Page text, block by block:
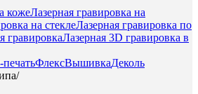
кожеЛазерная гравировка на
на стеклеЛазерная гравировка по
гравировкаЛазерная 3D гравировка в
ФлексВышивкаДеколь
/